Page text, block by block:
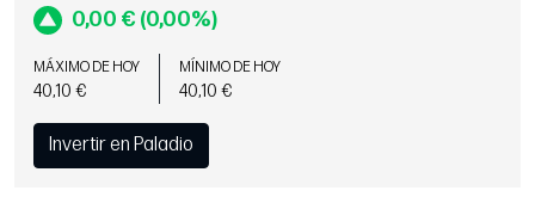
0,00 € (0,00%)
MÁXIMO DE HOY
40,10 €
MÍNIMO DE HOY
40,10 €
Invertir en Paladio